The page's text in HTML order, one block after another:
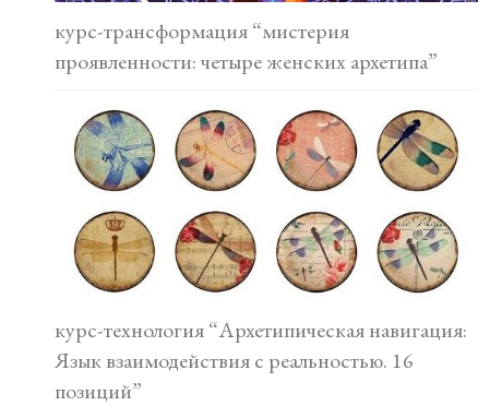
курс-трансформация “мистерия
проявленности: четыре женских архетипа”
курс-технология “Архетипическая навигация:
Язык взаимодействия с реальностью. 16
позиций”